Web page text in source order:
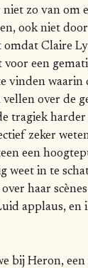
zo van om
ook niet door
omdat Claire
een
vinden waarin
over de
tragiek harder
zeker
een
weet in te
haar
applaus, en
bij Heron, een